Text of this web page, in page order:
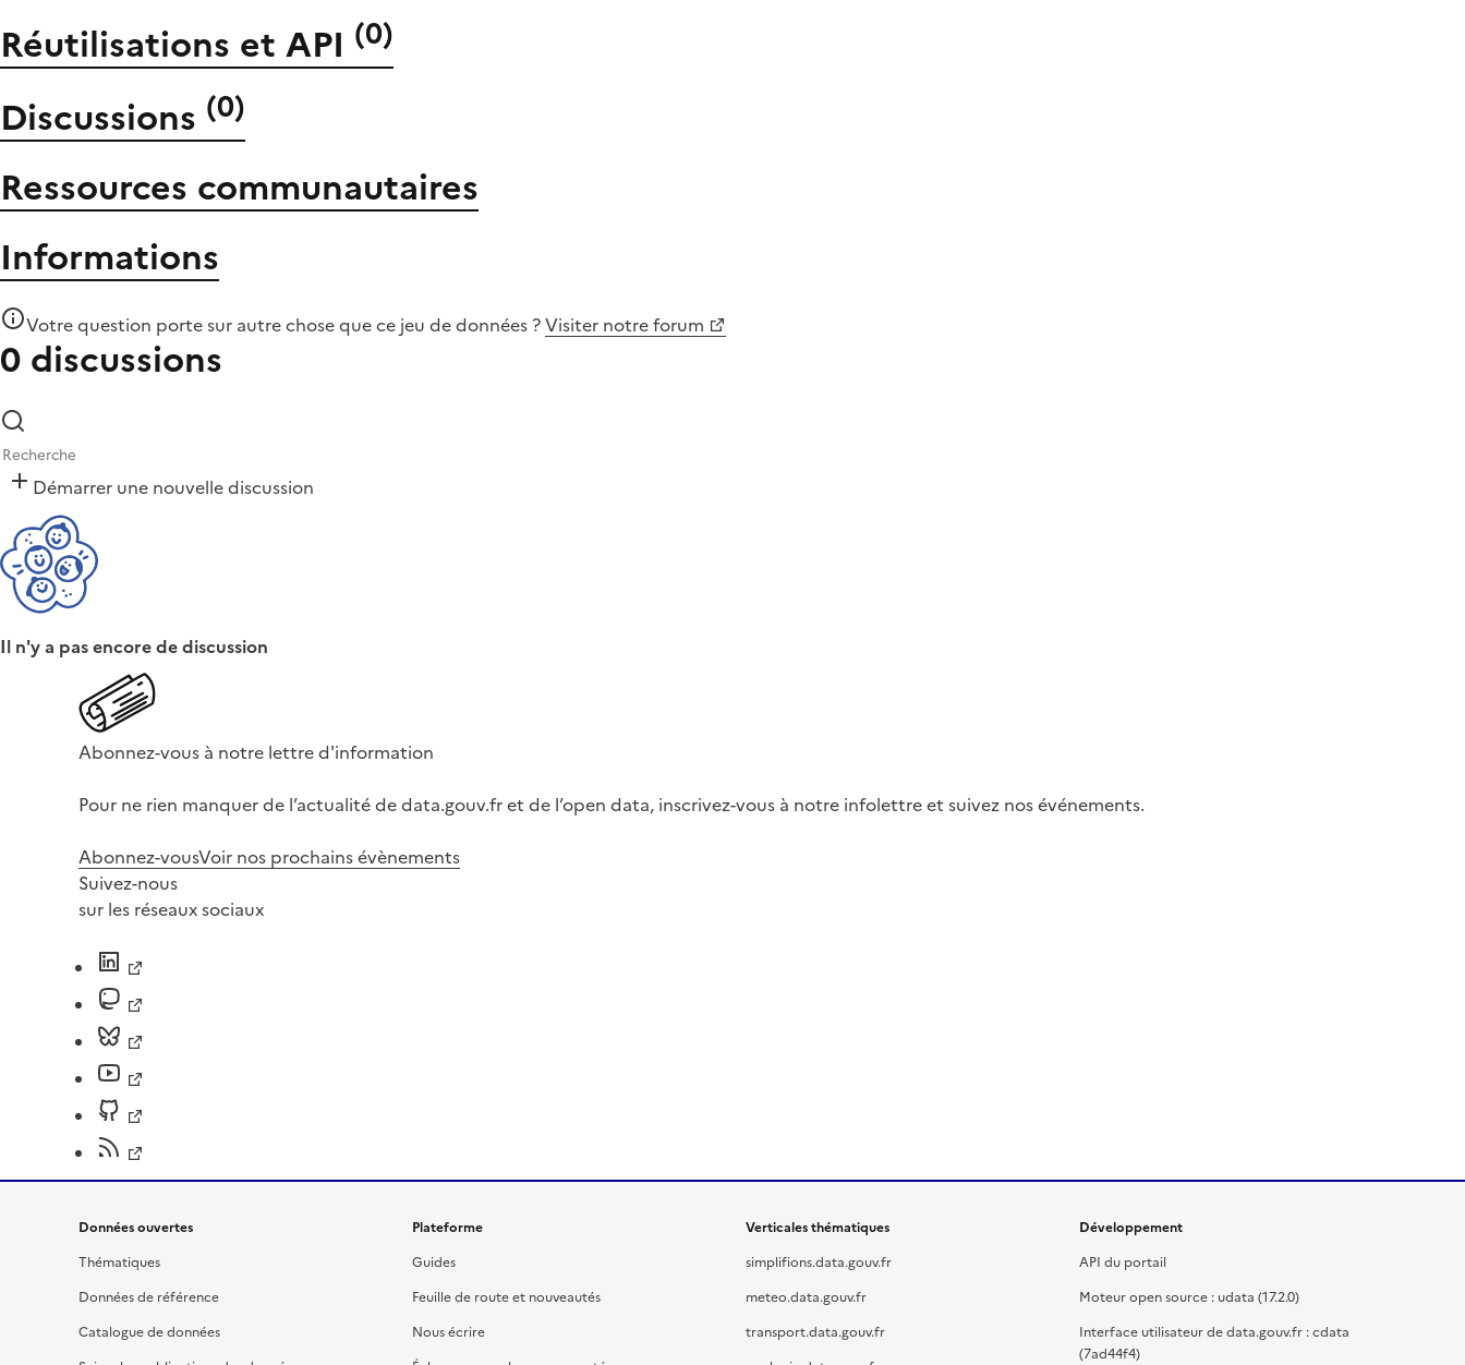
Réutilisations et API (0)
Discussions (0)
Ressources communautaires
Informations
Votre question porte sur autre chose quece jeu de données ?Visiter notre forum
0 discussions
Démarrer une nouvelle discussion
Il n'y a pas encore de discussion
Abonnez-vous à notre lettre d'information
Pour ne rien manquer de l’actualité de data.gouv.fr et de l’open data, inscrivez-vous à notre infolettre et suivez nos événements.
Abonnez-vousVoir nos prochains évènements
Suivez-nous
sur les réseaux sociaux
Données ouvertes
Thématiques
Données de référence
Catalogue de données
Plateforme
Guides
Feuille de route et nouveautés
Nous écrire
Verticales thématiques
simplifions.data.gouv.fr
meteo.data.gouv.fr
transport.data.gouv.fr
Développement
API du portail
Moteur open source : udata (17.2.0)
Interface utilisateur de data.gouv.fr : cdata
(7ad44f4)